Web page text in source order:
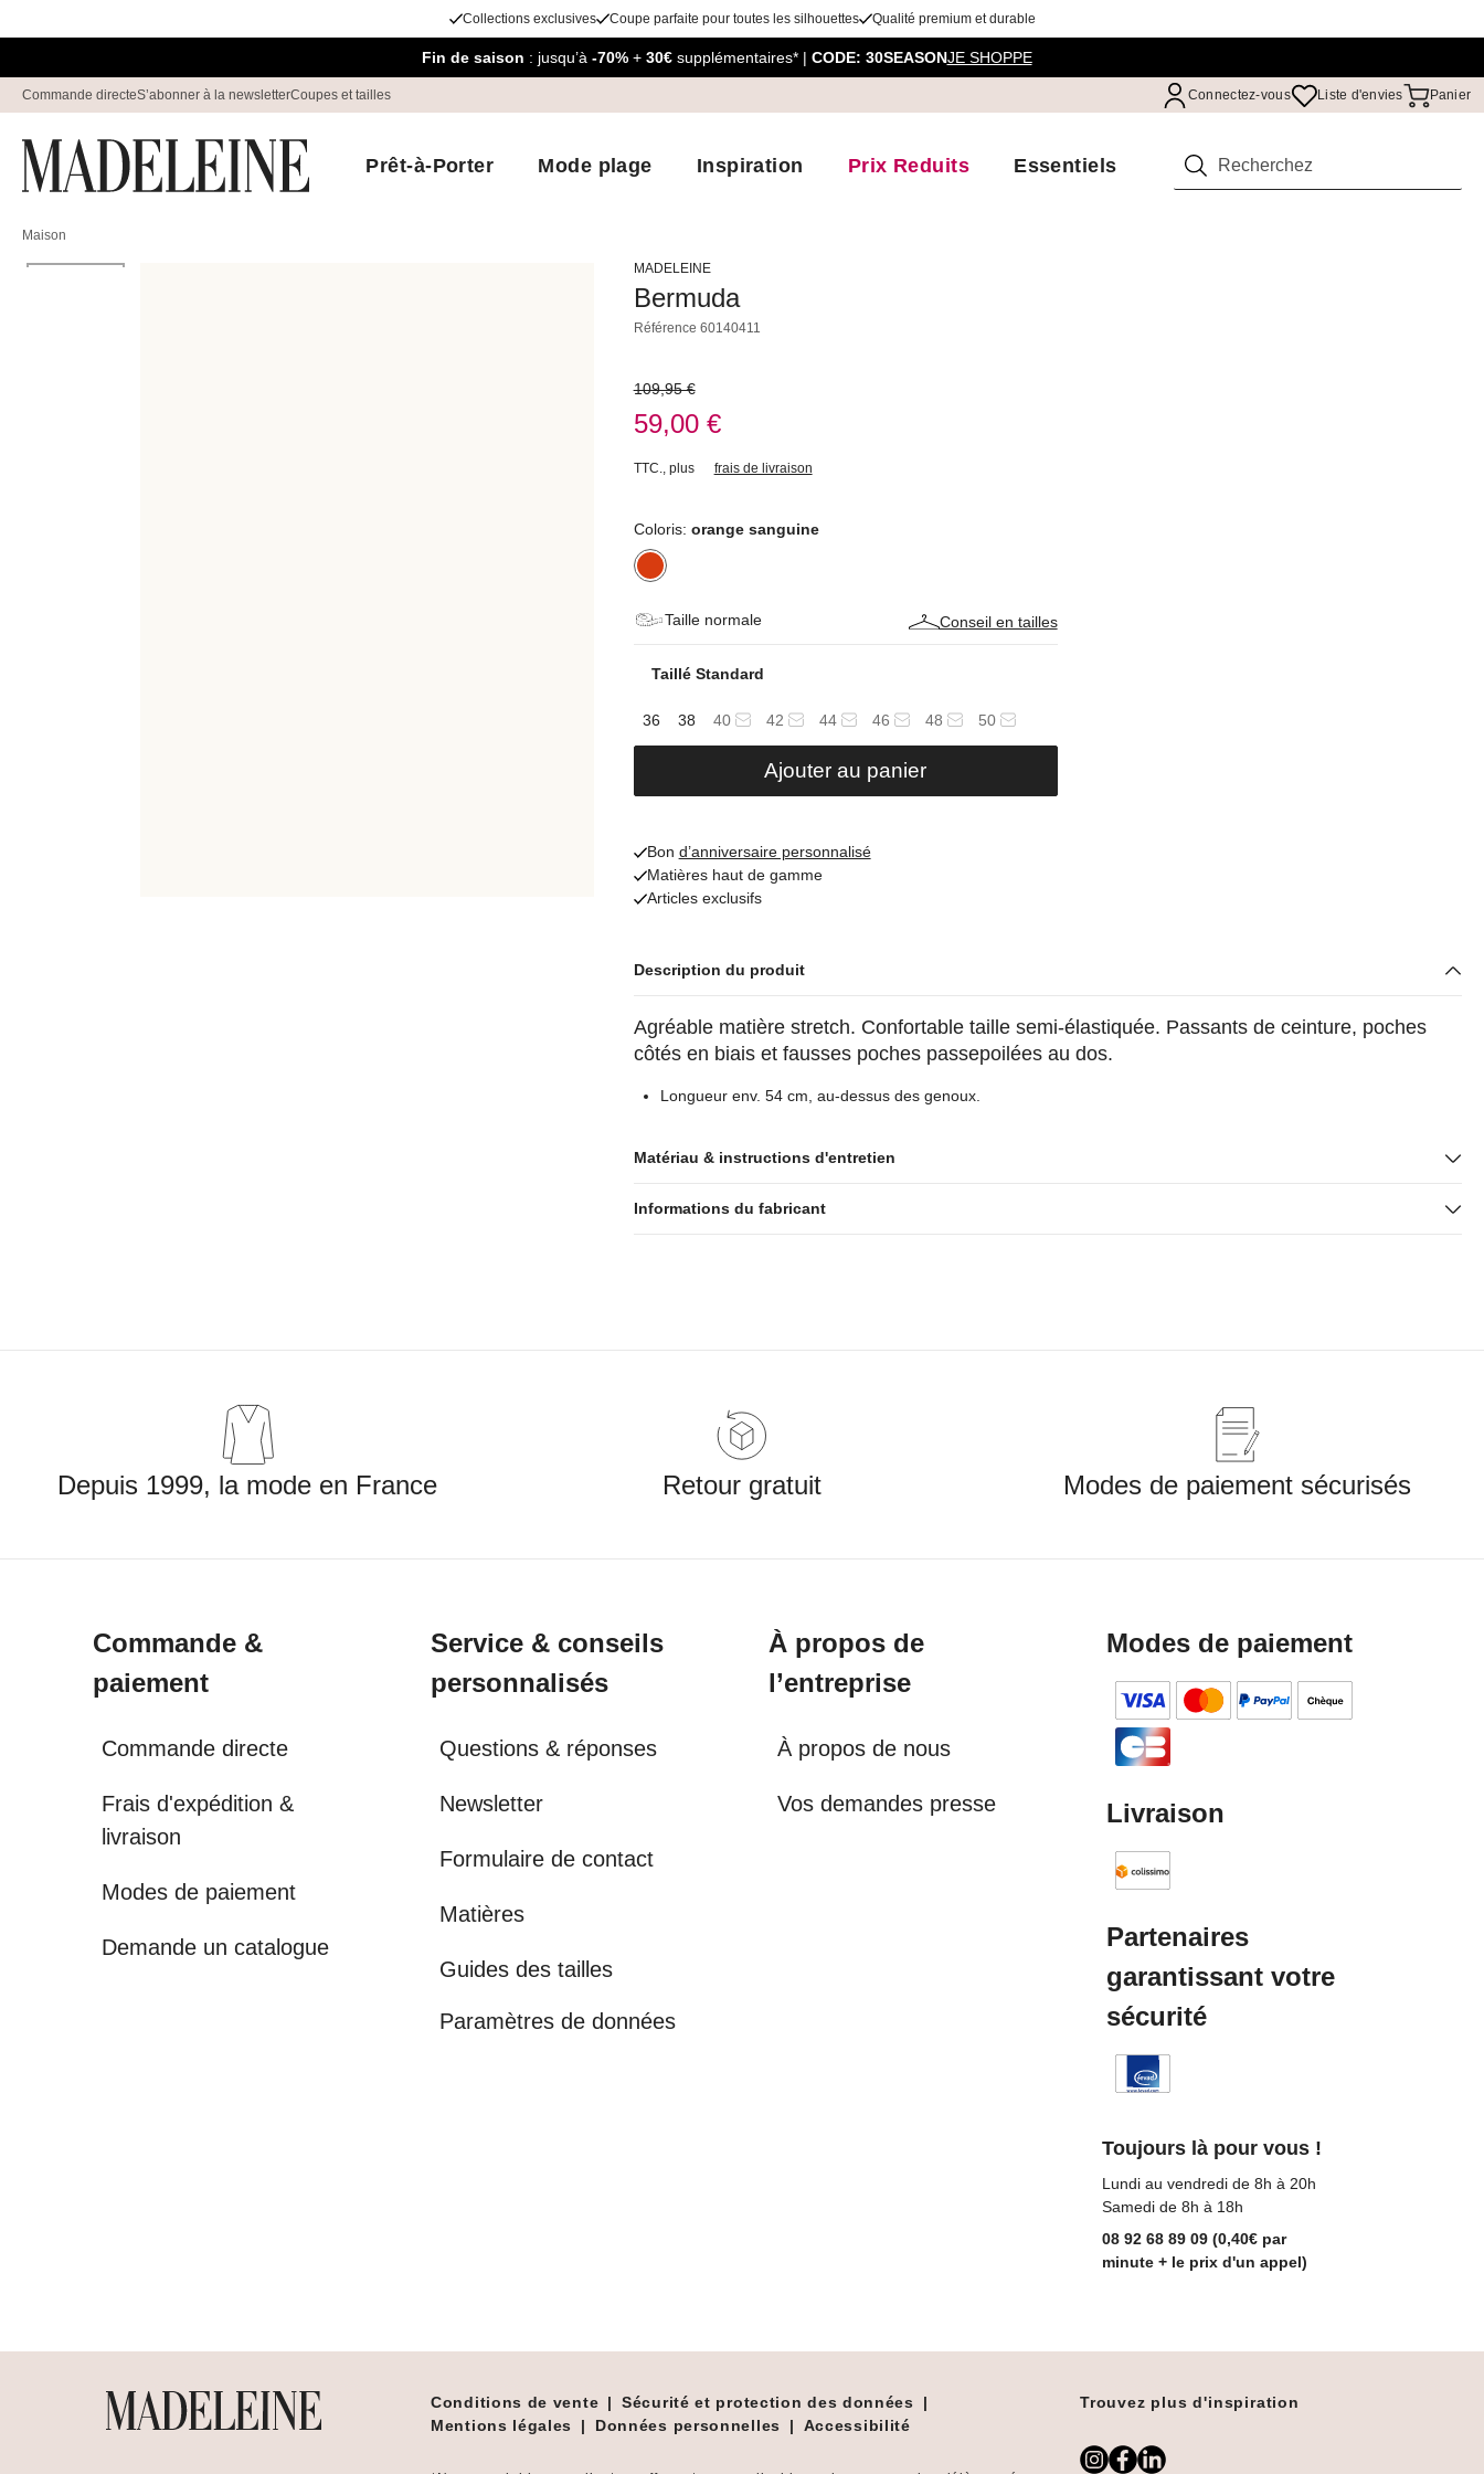
Collections exclusives Coupe parfaite pour toutes les silhouettes Qualité premium et durable
Fin de saison : jusqu’à -70%+ 30€ supplémentaires* | CODE: 30SEASONJE SHOPPE
Commande directeS’abonner à la newsletterCoupes et tailles Connectez-vous Liste d'envies Panier
Prêt-à-Porter Mode plage Inspiration Prix Reduits Essentiels Rechercher
Maison
MADELEINE
Bermuda
Référence 60140411
109,95 €
59,00 €
TTC., plus frais de livraison
Coloris: orange sanguine
Taille normale Conseil en tailles
Taillé Standard
36 38 40 42 44 46 48 50
Ajouter au panier
Bon d’anniversaire personnalisé
Matières haut de gamme
Articles exclusifs
Description du produit
Agréable matière stretch. Confortable taille semi-élastiquée. Passants de ceinture, poches
côtés en biais et fausses poches passepoilées au dos.
Longueur env. 54 cm, au-dessus des genoux.
Matériau & instructions d'entretien
Informations du fabricant
Depuis 1999, la mode en France Retour gratuit Modes de paiement sécurisés
Commande &
paiement
Commande directe
Frais d'expédition &
livraison
Modes de paiement
Demande un catalogue
Service & conseils
personnalisés
Questions & réponses
Newsletter
Formulaire de contact
Matières
Guides des tailles
Paramètres de données
À propos de
l’entreprise
À propos de nous
Vos demandes presse
Modes de paiement
Livraison
Partenaires
garantissant votre
sécurité
Toujours là pour vous !
Lundi au vendredi de 8h à 20h
Samedi de 8h à 18h
08 92 68 89 09 (0,40€ par
minute + le prix d'un appel)
Conditions de vente | Sécurité et protection des données
|
Mentions légales
| Données personnelles | Accessibilité
Trouvez plus d'inspiration